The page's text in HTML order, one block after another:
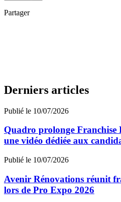
Partager
Derniers articles
Publié le 10/07/2026
Quadro prolonge Franchise
une vidéo dédiée aux
Publié le 10/07/2026
Avenir Rénovations réunit
lors de Pro Expo 2026